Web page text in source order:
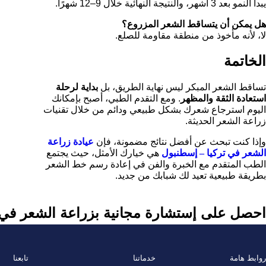
يبدأ النمو بعد 3 أشهر، والنتيجة النهائية خلال 9–12 شهرًا.
هل يمكن أن يتساقط الشعر المزروع؟
لا، لأنه مأخوذ من منطقة مقاومة للصلع.
الخاتمة
تساقط الشعر المبكر ليس نهاية الطريق، بل بداية لرحلة
استعادة الثقة والمظهر . ومع التقدم الطبي، أصبح بإمكانك
اليوم استرجاع شعرك بشكل طبيعي ودائم من خلال تقنيات
زراعة الشعر الحديثة.
وإذا كنت تبحث عن أفضل نتائج مضمونة، فإن عيادة زراعة
الشعر في تركيا – إسطنبول هي خيارك الأمثل، حيث يجتمع
الطب المتقدم مع الخبرة والفن في إعادة رسم خط الشعر
بطريقة طبيعية تعيد لك شبابك من جديد.
احصل على إستشارة مجانية بزراعة الشعر في
روابط هامة خدماتنا تابعنا